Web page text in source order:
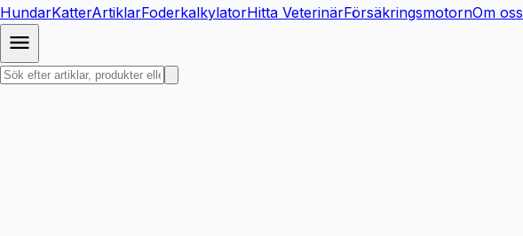
HundarKatterArtiklarFoderkalkylatorHitta VeterinärFörsäkringsmotornOm oss